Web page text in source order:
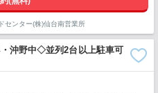
センター(株)仙台南営業所
沖野中◇並列2台以上駐車可